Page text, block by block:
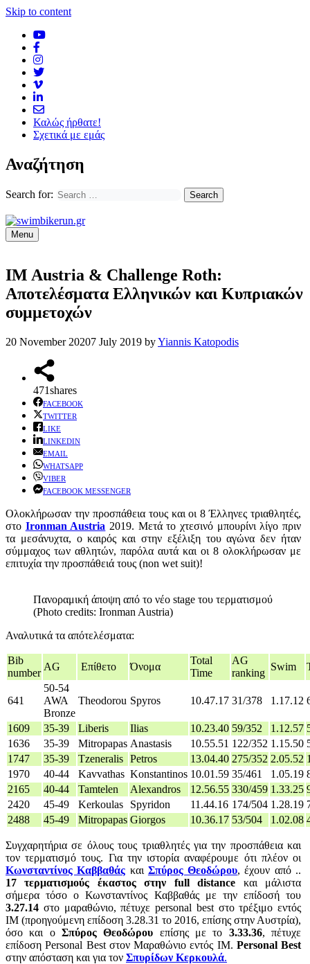
Skip to content
Καλώς ήρθατε!
Σχετικά με εμάς
Αναζήτηση
Search for:
Menu
IM Austria & Challenge Roth:
Αποτελέσματα Ελληνικών και Κυπριακών
συμμετοχών
20 November 20207 July 2019 byYiannis Katopodis
471shares
FACEBOOK
TWITTER
LIKE
LINKEDIN
EMAIL
WHATSAPP
VIBER
FACEBOOK MESSENGER
Ολοκλήρωσαν την προσπάθεια τους και οι 8 Έλληνες τριαθλητές,
στο Ironman Austria 2019. Μετά το χτεσινό μπουρίνι λίγο πριν
τα μεσάνυχτα, ο καιρός και στην εξέλιξη του αγώνα δεν ήταν
σύμμαχος των αθλητών, παρόλα αυτά και οι 8 ολοκλήρωσαν με
επιτυχία την προσπάθειά τους (non wet suit)!
Πανοραμική άποψη από το νέο stage του τερματισμού
(Photo credits: Ironman Austria)
Αναλυτικά τα απότελέσματα:
Bib
number
AG Επίθετο Όνομα
Total
Time
AG
ranking
Swim
641
50-54
AWA
Bronze
Theodorou Spyros 10.47.17 31/378 1.17.12
1609 35-39 Liberis Ilias 10.23.40 59/352 1.12.57
1636
35-39 Mitropapas Anastasis 10.55.51 122/352 1.15.50
1747
35-39 Tzeneralis Petros 13.04.40 275/352 2.05.52
1970
40-44 Kavvathas Konstantinos 10.01.59 35/461 1.05.19
2165
40-44 Tamtelen Alexandros 12.56.55 330/459 1.33.25
2420
45-49 Kerkoulas Spyridon 11.44.16 174/504 1.28.19
2488
45-49 Mitropapas Giorgos 10.36.17 53/504 1.02.08
Συγχαρητήρια σε όλους τους τριαθλητές για την προσπάθεια και
τον τερματισμό τους. Για την ιστορία αναφέρουμε ότι πλέον οι
Κωνσταντίνος Καββαθάς και Σπύρος Θεοδώρου, έχουν από ..
17 τερματισμούς έκαστος στην full distance και μάλιστα
σήμερα τόσο ο Κωνσταντίνος Καββαθάς με την επίδοσή του
3.27.14 στο μαραθώνιο, πέτυχε personal best στο τρέξιμο εντός
ΙΜ (προηγούμενη επίδοση 3.28.31 το 2016, επίσης στην Αυστρία),
όσο και οΣπύρος Θεοδώρου επίσης με το 3.33.36, πἐτυχε
επίδοση Personal Best στον Μαραθώνιο εντός ΙΜ. Personal Best
στην απόσταση και για τον Σπυρίδων Κερκουλά.